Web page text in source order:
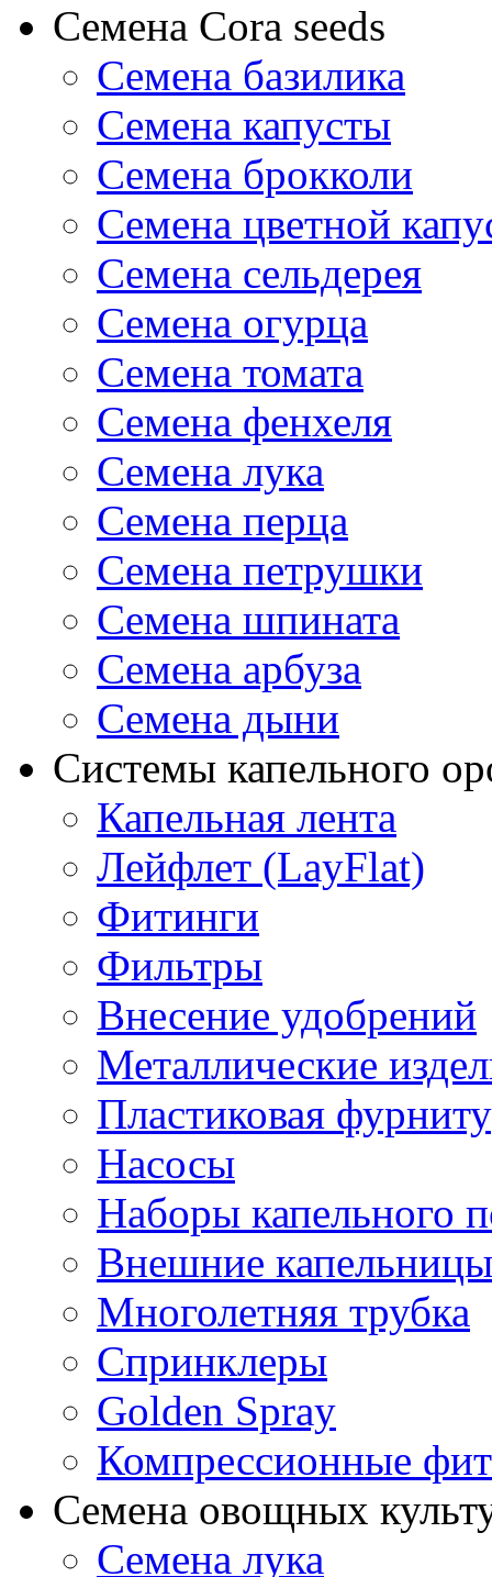
Семена Cora seeds
Семена базилика
Семена капусты
Семена брокколи
Семена цветной
Семена сельдерея
Семена огурца
Семена томата
Семена фенхеля
Семена лука
Семена перца
Семена петрушки
Семена шпината
Семена арбуза
Семена дыни
Системы капельного
Капельная лента
Лейфлет (LayFlat)
Фитинги
Фильтры
Внесение удобрений
Металлические
Пластиковая
Насосы
Наборы капельного
Внешние капельницы
Многолетняя трубка
Спринклеры
Golden Spray
Компрессионные
Семена овощных
Семена лука